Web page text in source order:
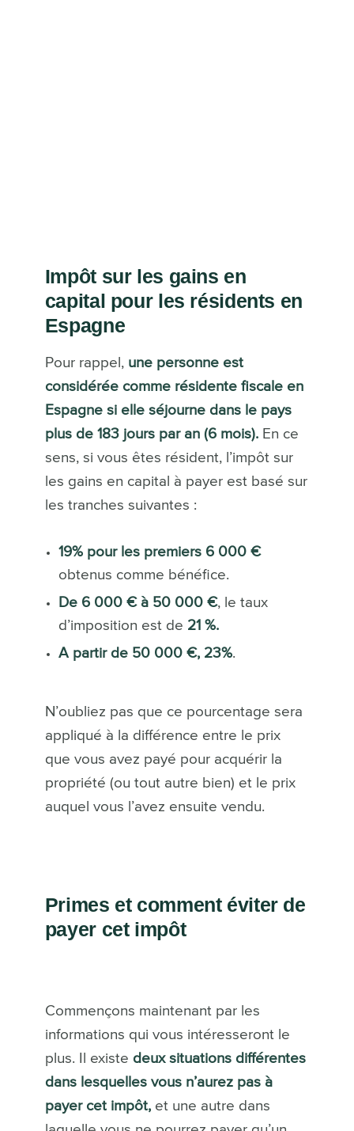
Impôt sur les gains en
capital pour les résidents en
Espagne
Pour rappel, une personne est
considérée comme résidente fiscale en
Espagne si elle séjourne dans le pays
plus de 183 jours par an (6 mois).En ce
sens, si vous êtes résident, l’impôt sur
les gains en capital à payer est basé sur
les tranches suivantes :
19% pour les premiers 6 000 €
obtenus comme bénéfice.
De 6 000 € à 50 000 €, le taux
d’imposition est de 21 %.
A partir de 50 000 €, 23%.
N’oubliez pas que ce pourcentage sera
appliqué à la différence entre le prix
que vous avez payé pour acquérir la
propriété (ou tout autre bien) et le prix
auquel vous l’avez ensuite vendu.
Primes et comment éviter de
payer cet impôt
Commençons maintenant par les
informations qui vous intéresseront le
plus. Il existe deux situations différentes
dans lesquelles vous n’aurez pas à
payer cet impôt,et une autre dans